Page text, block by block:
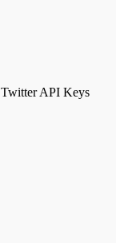
Twitter API Keys